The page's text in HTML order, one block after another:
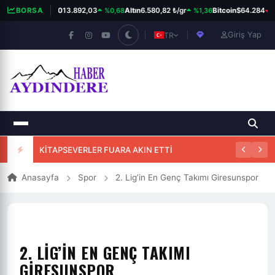
BORSA
BIST 10013.892,03 %0,68Altın6.580,82 ₺/gr %1,36Bitcoin$64.284
TR Giriş Yap
KİTAPSEVERLER FUARA AKIN ETTİ
Anasayfa Spor 2. Lig’in En Genç Takımı Giresunspor
2. LIG’IN EN GENÇ TAKIMI
GIRESUNSPOR